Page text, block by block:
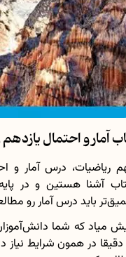
ریاضیات، درس آمار و
آشنا هستین و در
باید درس آمار رو
میاد که شما
در همون شرایط نیاز